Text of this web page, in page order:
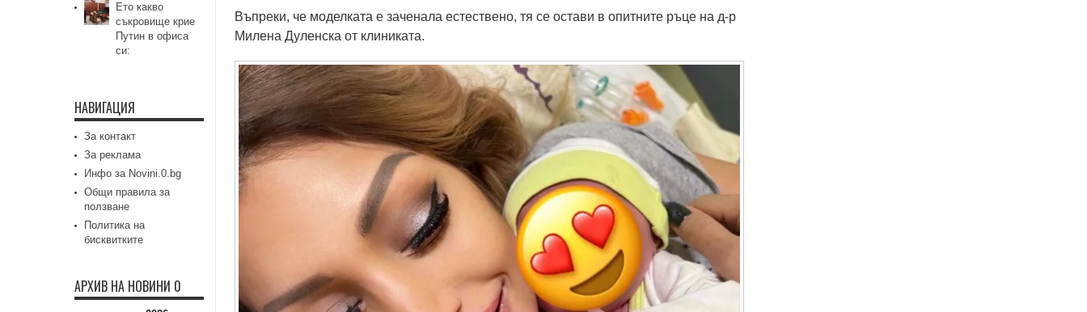
Въпреки, че моделката е заченала естествено, тя се остави в опитните ръце на д-р
Милена Дуленска от клиниката.
Ето какво
съкровище крие
Путин в офиса
си:
НАВИГАЦИЯ
За контакт
За реклама
Инфо за Novini.0.bg
Общи правила за
ползване
Политика на
бисквитките
АРХИВ НА НОВИНИ 0